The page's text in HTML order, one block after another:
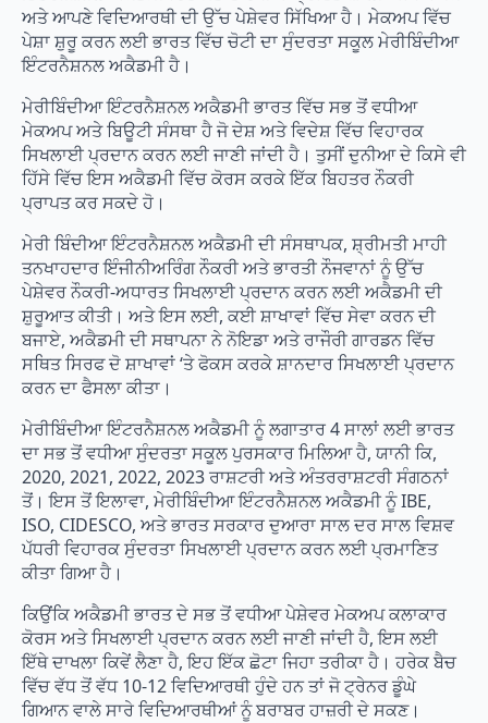
ਅਤੇ ਆਪਣੇ ਵਿਦਿਆਰਥੀ ਦੀ ਉੱਚ ਪੇਸ਼ੇਵਰ ਸਿੱਖਿਆ ਹੈ। ਮੇਕਅਪ ਵਿੱਚ
ਪੇਸ਼ਾ ਸ਼ੁਰੂ ਕਰਨ ਲਈ ਭਾਰਤ ਵਿੱਚ ਚੋਟੀ ਦਾ ਸੁੰਦਰਤਾ ਸਕੂਲ ਮੇਰੀਬਿੰਦੀਆ
ਇੰਟਰਨੈਸ਼ਨਲ ਅਕੈਡਮੀ ਹੈ।
ਮੇਰੀਬਿੰਦੀਆ ਇੰਟਰਨੈਸ਼ਨਲ ਅਕੈਡਮੀ ਭਾਰਤ ਵਿੱਚ ਸਭ ਤੋਂ ਵਧੀਆ
ਮੇਕਅਪ ਅਤੇ ਬਿਊਟੀ ਸੰਸਥਾ ਹੈ ਜੋ ਦੇਸ਼ ਅਤੇ ਵਿਦੇਸ਼ ਵਿੱਚ ਵਿਹਾਰਕ
ਸਿਖਲਾਈ ਪ੍ਰਦਾਨ ਕਰਨ ਲਈ ਜਾਣੀ ਜਾਂਦੀ ਹੈ। ਤੁਸੀਂ ਦੁਨੀਆ ਦੇ ਕਿਸੇ ਵੀ
ਹਿੱਸੇ ਵਿੱਚ ਇਸ ਅਕੈਡਮੀ ਵਿੱਚ ਕੋਰਸ ਕਰਕੇ ਇੱਕ ਬਿਹਤਰ ਨੌਕਰੀ
ਪ੍ਰਾਪਤ ਕਰ ਸਕਦੇ ਹੋ।
ਮੇਰੀ ਬਿੰਦੀਆ ਇੰਟਰਨੈਸ਼ਨਲ ਅਕੈਡਮੀ ਦੀ ਸੰਸਥਾਪਕ, ਸ਼੍ਰੀਮਤੀ ਮਾਹੀ
ਤਨਖਾਹਦਾਰ ਇੰਜੀਨੀਅਰਿੰਗ ਨੌਕਰੀ ਅਤੇ ਭਾਰਤੀ ਨੌਜਵਾਨਾਂ ਨੂੰ ਉੱਚ
ਪੇਸ਼ੇਵਰ ਨੌਕਰੀ-ਅਧਾਰਤ ਸਿਖਲਾਈ ਪ੍ਰਦਾਨ ਕਰਨ ਲਈ ਅਕੈਡਮੀ ਦੀ
ਸ਼ੁਰੂਆਤ ਕੀਤੀ। ਅਤੇ ਇਸ ਲਈ, ਕਈ ਸ਼ਾਖਾਵਾਂ ਵਿੱਚ ਸੇਵਾ ਕਰਨ ਦੀ
ਬਜਾਏ, ਅਕੈਡਮੀ ਦੀ ਸਥਾਪਨਾ ਨੇ ਨੋਇਡਾ ਅਤੇ ਰਾਜੌਰੀ ਗਾਰਡਨ ਵਿੱਚ
ਸਥਿਤ ਸਿਰਫ ਦੋ ਸ਼ਾਖਾਵਾਂ ‘ਤੇ ਫੋਕਸ ਕਰਕੇ ਸ਼ਾਨਦਾਰ ਸਿਖਲਾਈ ਪ੍ਰਦਾਨ
ਕਰਨ ਦਾ ਫੈਸਲਾ ਕੀਤਾ।
ਮੇਰੀਬਿੰਦੀਆ ਇੰਟਰਨੈਸ਼ਨਲ ਅਕੈਡਮੀ ਨੂੰ ਲਗਾਤਾਰ 4 ਸਾਲਾਂ ਲਈ ਭਾਰਤ
ਦਾ ਸਭ ਤੋਂ ਵਧੀਆ ਸੁੰਦਰਤਾ ਸਕੂਲ ਪੁਰਸਕਾਰ ਮਿਲਿਆ ਹੈ, ਯਾਨੀ ਕਿ,
2020, 2021, 2022, 2023 ਰਾਸ਼ਟਰੀ ਅਤੇ ਅੰਤਰਰਾਸ਼ਟਰੀ ਸੰਗਠਨਾਂ
ਤੋਂ। ਇਸ ਤੋਂ ਇਲਾਵਾ, ਮੇਰੀਬਿੰਦੀਆ ਇੰਟਰਨੈਸ਼ਨਲ ਅਕੈਡਮੀ ਨੂੰ IBE,
ISO, CIDESCO, ਅਤੇ ਭਾਰਤ ਸਰਕਾਰ ਦੁਆਰਾ ਸਾਲ ਦਰ ਸਾਲ ਵਿਸ਼ਵ
ਪੱਧਰੀ ਵਿਹਾਰਕ ਸੁੰਦਰਤਾ ਸਿਖਲਾਈ ਪ੍ਰਦਾਨ ਕਰਨ ਲਈ ਪ੍ਰਮਾਣਿਤ
ਕੀਤਾ ਗਿਆ ਹੈ।
ਕਿਉਂਕਿ ਅਕੈਡਮੀ ਭਾਰਤ ਦੇ ਸਭ ਤੋਂ ਵਧੀਆ ਪੇਸ਼ੇਵਰ ਮੇਕਅਪ ਕਲਾਕਾਰ
ਕੋਰਸ ਅਤੇ ਸਿਖਲਾਈ ਪ੍ਰਦਾਨ ਕਰਨ ਲਈ ਜਾਣੀ ਜਾਂਦੀ ਹੈ, ਇਸ ਲਈ
ਇੱਥੇ ਦਾਖਲਾ ਕਿਵੇਂ ਲੈਣਾ ਹੈ, ਇਹ ਇੱਕ ਛੋਟਾ ਜਿਹਾ ਤਰੀਕਾ ਹੈ। ਹਰੇਕ ਬੈਚ
ਵਿੱਚ ਵੱਧ ਤੋਂ ਵੱਧ 10-12 ਵਿਦਿਆਰਥੀ ਹੁੰਦੇ ਹਨ ਤਾਂ ਜੋ ਟ੍ਰੇਨਰ ਡੂੰਘੇ
ਗਿਆਨ ਵਾਲੇ ਸਾਰੇ ਵਿਦਿਆਰਥੀਆਂ ਨੂੰ ਬਰਾਬਰ ਹਾਜ਼ਰੀ ਦੇ ਸਕਣ।